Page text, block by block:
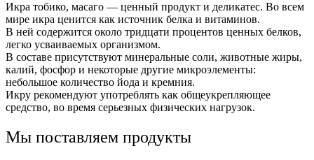
Икра тобико, масаго — ценный продукт и деликатес. Во всем
мире икра ценится как источник белка и витаминов.
В ней содержится около тридцати процентов ценных белков,
легко усваиваемых организмом.
В составе присутствуют минеральные соли, животные жиры,
калий, фосфор и некоторые другие микроэлементы:
небольшое количество йода и кремния.
Икру рекомендуют употреблять как общеукрепляющее
средство, во время серьезных физических нагрузок.
Мы поставляем продукты